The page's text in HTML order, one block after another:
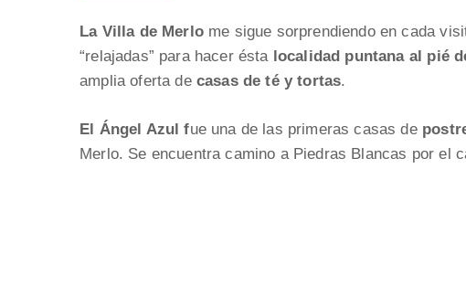
La Villa de Merlome sigue sorprendiendo en cada
“relajadas” para hacer ésta localidad puntana al pié
amplia oferta de casas de té y tortas.
El Ángel Azul fue una de las primeras casas de
Merlo. Se encuentra camino a Piedras Blancas por el